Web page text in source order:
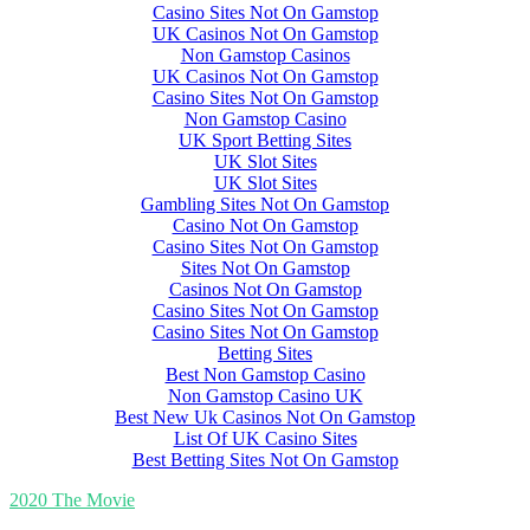
Casino Sites Not On Gamstop
UK Casinos Not On Gamstop
Non Gamstop Casinos
UK Casinos Not On Gamstop
Casino Sites Not On Gamstop
Non Gamstop Casino
UK Sport Betting Sites
UK Slot Sites
UK Slot Sites
Gambling Sites Not On Gamstop
Casino Not On Gamstop
Casino Sites Not On Gamstop
Sites Not On Gamstop
Casinos Not On Gamstop
Casino Sites Not On Gamstop
Casino Sites Not On Gamstop
Betting Sites
Best Non Gamstop Casino
Non Gamstop Casino UK
Best New Uk Casinos Not On Gamstop
List Of UK Casino Sites
Best Betting Sites Not On Gamstop
2020 The Movie